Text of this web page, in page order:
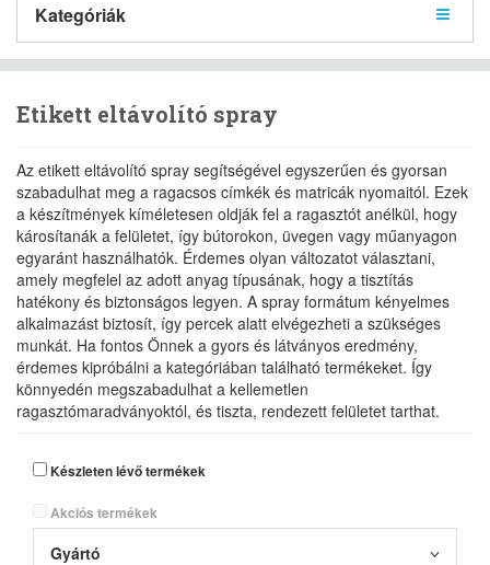
Kategóriák
Etikett eltávolító spray
Az etikett eltávolító spray segítségével egyszerűen és gyorsan
szabadulhat meg a ragacsos címkék és matricák nyomaitól. Ezek
a készítmények kíméletesen oldják fel a ragasztót anélkül, hogy
károsítanák a felületet, így bútorokon, üvegen vagy műanyagon
egyaránt használhatók. Érdemes olyan változatot választani,
amely megfelel az adott anyag típusának, hogy a tisztítás
hatékony és biztonságos legyen. A spray formátum kényelmes
alkalmazást biztosít, így percek alatt elvégezheti a szükséges
munkát. Ha fontos Önnek a gyors és látványos eredmény,
érdemes kipróbálni a kategóriában található termékeket. Így
könnyedén megszabadulhat a kellemetlen
ragasztómaradványoktól, és tiszta, rendezett felületet tarthat.
Készleten lévő termékek
Akciós termékek
Gyártó